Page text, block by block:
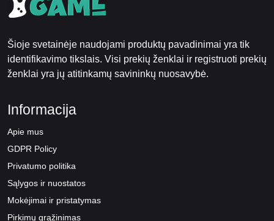
Šioje svetainėje naudojami produktų pavadinimai yra tik
identifikavimo tikslais. Visi prekių ženklai ir registruoti prekių
ženklai yra jų atitinkamų savininkų nuosavybė.
Informacija
Apie mus
GDPR Policy
Privatumo politika
Sąlygos ir nuostatos
Mokėjimai ir pristatymas
Pirkimų grąžinimas